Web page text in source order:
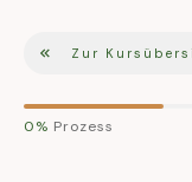
Zur
0% Prozess